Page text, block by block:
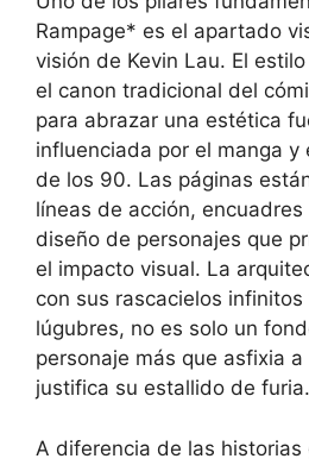
Rampage* es el apartado
visión de Kevin Lau. El
el canon tradicional del
para abrazar una estética
influenciada por el manga y
de los 90. Las páginas
líneas de acción,
diseño de personajes que
el impacto visual. La
con sus rascacielos infinitos
lúgubres, no es solo un
personaje más que asfixia
justifica su estallido de furia.
A diferencia de las historias